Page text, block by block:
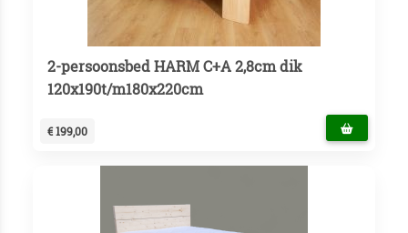
2-persoonsbed HARM C+A 2,8cm dik
120x190t/m180x220cm
€ 199,00